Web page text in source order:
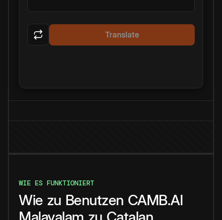
Translate
WIE ES FUNKTIONIERT
Wie zu Benutzen CAMB.AI